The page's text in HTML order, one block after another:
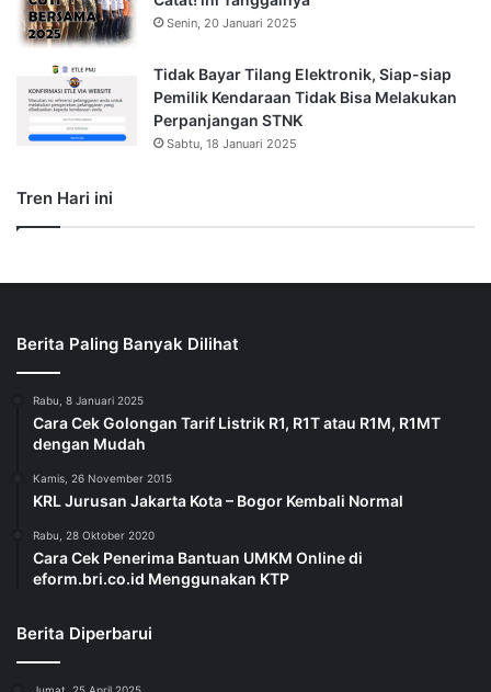
Senin, 20 Januari 2025
Tidak Bayar Tilang Elektronik, Siap-siap
Pemilik Kendaraan Tidak Bisa Melakukan
Perpanjangan STNK
Sabtu, 18 Januari 2025
Tren Hari ini
Berita Paling Banyak Dilihat
Rabu, 8 Januari 2025
Cara Cek Golongan Tarif Listrik R1, R1T atau R1M, R1MT
dengan Mudah
Kamis, 26 November 2015
KRL Jurusan Jakarta Kota – Bogor Kembali Normal
Rabu, 28 Oktober 2020
Cara Cek Penerima Bantuan UMKM Online di
eform.bri.co.id Menggunakan KTP
Berita Diperbarui
Jumat, 25 April 2025